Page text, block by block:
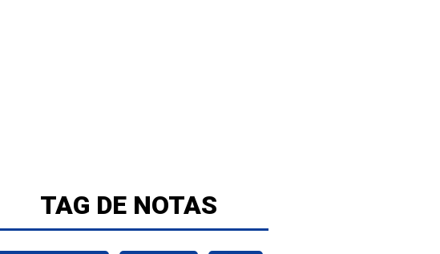
TAG DE NOTAS